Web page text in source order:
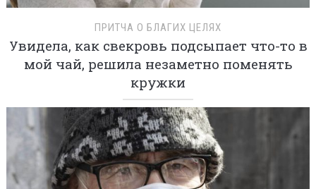
ПРИТЧА О БЛАГИХ ЦЕЛЯХ
Увидела, как свекровь подсыпает что-то в
мой чай, решила незаметно поменять
кружки